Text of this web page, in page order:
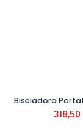
318,50